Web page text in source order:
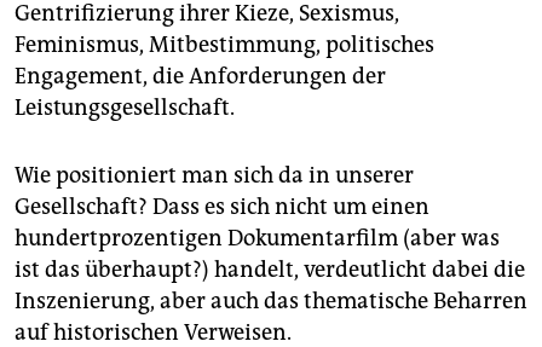
Gentrifizierung ihrer Kieze, Sexismus,
Feminismus, Mitbestimmung, politisches
Engagement, die Anforderungen der
Leistungsgesellschaft.
Wie positioniert man sich da in unserer
Gesellschaft? Dass es sich nicht um einen
hundertprozentigen Dokumentarfilm (aber was
ist das überhaupt?) handelt, verdeutlicht dabei die
Inszenierung, aber auch das thematische Beharren
auf historischen Verweisen.